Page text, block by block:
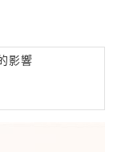
影響